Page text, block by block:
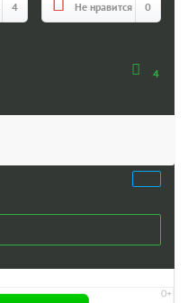
4 Не нравится 0
4